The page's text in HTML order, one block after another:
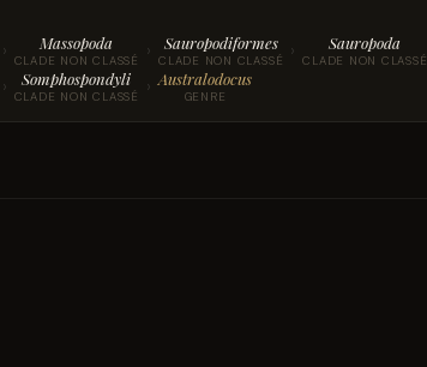
› Massopoda
CLADE NON CLASSÉ › Sauropodiformes
CLADE NON CLASSÉ › Sauropoda
CLADE NON CLASSÉ
› Somphospondyli
CLADE NON CLASSÉ › Australodocus
GENRE